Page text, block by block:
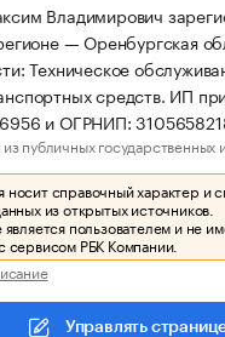
Владимирович
— Оренбургская
Техническое
средств. ИП
и ОГРНИП:
публичных государственных
справочный характер и
из открытых источников.
пользователем и не
сервисом РБК Компании.
Управлять